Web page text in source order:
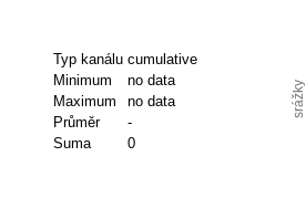
Typ kanálu cumulative
Minimum
no data
Maximum
no data
Průměr
-
Suma
0
srážky